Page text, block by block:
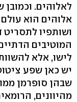
לאלוהים.
אלוהים הוא עולם
ושותפיו
המוטיבים
לישו, אלא
יש כאן שפע
שבהן סופרמן
מהיוונים,